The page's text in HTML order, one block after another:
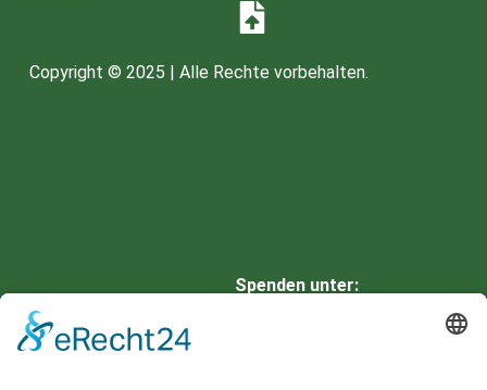
Copyright © 2025 | Alle Rechte vorbehalten.
Spenden unter: